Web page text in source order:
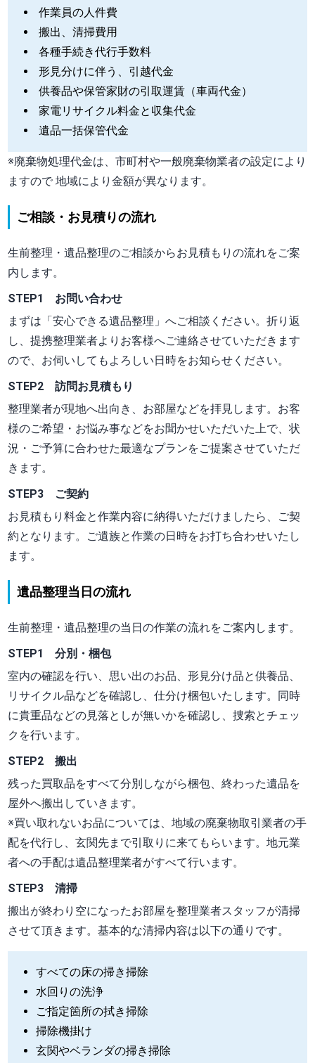
作業員の人件費
搬出、清掃費用
各種手続き代行手数料
形見分けに伴う、引越代金
供養品や保管家財の引取運賃（車両代金）
家電リサイクル料金と収集代金
遺品一括保管代金
※廃棄物処理代金は、市町村や一般廃棄物業者の設定により
ますので 地域により金額が異なります。
ご相談・お見積りの流れ
生前整理・遺品整理のご相談からお見積もりの流れをご案
内します。
STEP1 お問い合わせ
まずは 「安心できる遺品整理」へご相談ください。折り返
し、提携整理業者よりお客様へご連絡させていただきます
ので、お伺いしてもよろしい日時をお知らせください。
STEP2 訪問お見積もり
整理業者が現地へ出向き、お部屋などを拝見します。お客
様のご希望・お悩み事などをお聞かせいただいた上で、状
況・ご予算に合わせた最適なプランをご提案させていただ
きます。
STEP3 ご契約
お見積もり料金と作業内容に納得いただけましたら、ご契
約となります。ご遺族と作業の日時をお打ち合わせいたし
ます。
遺品整理当日の流れ
生前整理・遺品整理の当日の作業の流れをご案内します。
STEP1 分別・梱包
室内の確認を行い、思い出のお品、形見分け品と供養品、
リサイクル品などを確認し、仕分け梱包いたします。同時
に貴重品などの見落としが無いかを確認し、捜索とチェッ
クを行います。
STEP2 搬出
残った買取品をすべて分別しながら梱包、終わった遺品を
屋外へ搬出していきます。
※買い取れないお品については、地域の廃棄物取引業者の手
配を代行し、玄関先まで引取りに来てもらいます。地元業
者への手配は遺品整理業者がすべて行います。
STEP3 清掃
搬出が終わり空になったお部屋を整理業者スタッフが清掃
させて頂きます。基本的な清掃内容は以下の通りです。
すべての床の掃き掃除
水回りの洗浄
ご指定箇所の拭き掃除
掃除機掛け
玄関やベランダの掃き掃除